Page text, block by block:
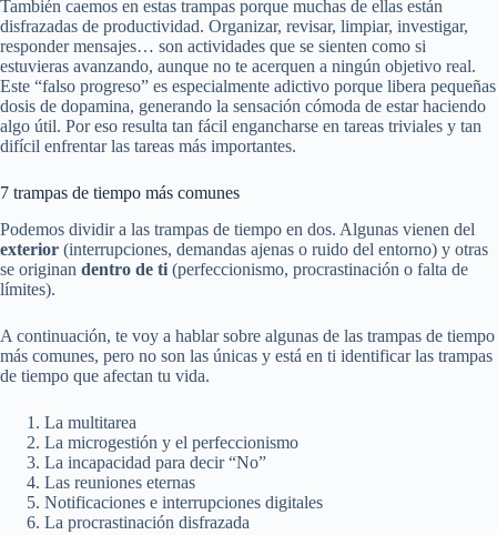
También caemos en estas trampas porque muchas de ellas están
disfrazadas de productividad. Organizar, revisar, limpiar, investigar,
responder mensajes… son actividades que se sienten como si
estuvieras avanzando, aunque no te acerquen a ningún objetivo real.
Este “falso progreso” es especialmente adictivo porque libera pequeñas
dosis de dopamina, generando la sensación cómoda de estar haciendo
algo útil. Por eso resulta tan fácil engancharse en tareas triviales y tan
difícil enfrentar las tareas más importantes.
7 trampas de tiempo más comunes
Podemos dividir a las trampas de tiempo en dos. Algunas vienen del
exterior (interrupciones, demandas ajenas o ruido del entorno) y otras
se originan dentro de ti (perfeccionismo, procrastinación o falta de
límites).
A continuación, te voy a hablar sobre algunas de las trampas de tiempo
más comunes, pero no son las únicas y está en ti identificar las trampas
de tiempo que afectan tu vida.
La multitarea
La microgestión y el perfeccionismo
La incapacidad para decir “No”
Las reuniones eternas
Notificaciones e interrupciones digitales
La procrastinación disfrazada